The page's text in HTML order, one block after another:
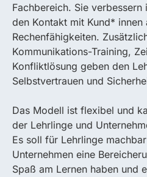
Fachbereich. Sie
den Kontakt mit Kund*
Rechenfähigkeiten.
Kommunikations-Training,
Konfliktlösung geben den
Selbstvertrauen und
Das Modell ist flexibel und
der Lehrlinge und
Es soll für Lehrlinge
Unternehmen eine
Spaß am Lernen haben und